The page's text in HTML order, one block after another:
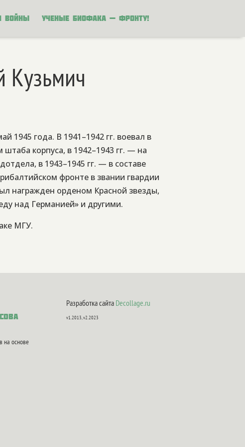
войны Ученые биофака — фронту!
Кузьмич
1945 года. В 1941–1942 гг. воевал в
корпуса, в 1942–1943 гг. — на
в 1943–1945 гг. — в составе
фронте в звании гвардии
награжден орденом Красной звезды,
над Германией» и другими.
МГУ.
на основе
Разработка сайта Decollage.ru
v1.2013, v2.2023